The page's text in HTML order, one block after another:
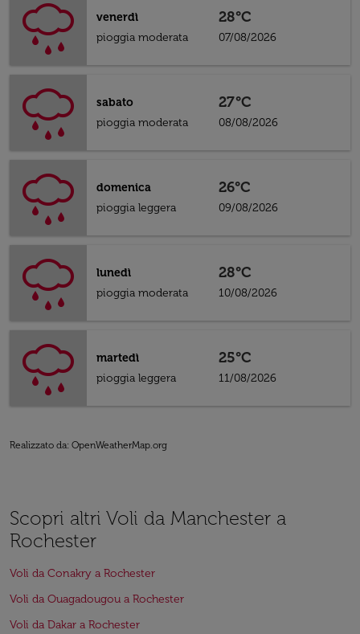
venerdì
pioggia moderata
28°C
07/08/2026
sabato
pioggia moderata
27°C
08/08/2026
domenica
pioggia leggera
26°C
09/08/2026
lunedì
pioggia moderata
28°C
10/08/2026
martedì
pioggia leggera
25°C
11/08/2026
Realizzato da: OpenWeatherMap.org
Scopri altri Voli da Manchester a
Rochester
Voli da Conakry a Rochester
Voli da Ouagadougou a Rochester
Voli da Dakar a Rochester